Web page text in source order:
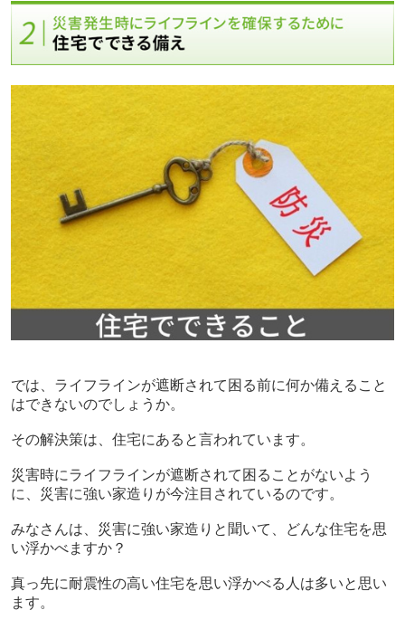
では、ライフラインが遮断されて困る前に何か備えること
はできないのでしょうか。
その解決策は、住宅にあると言われています。
災害時にライフラインが遮断されて困ることがないよう
に、災害に強い家造りが今注目されているのです。
みなさんは、災害に強い家造りと聞いて、どんな住宅を思
い浮かべますか？
真っ先に耐震性の高い住宅を思い浮かべる人は多いと思い
ます。